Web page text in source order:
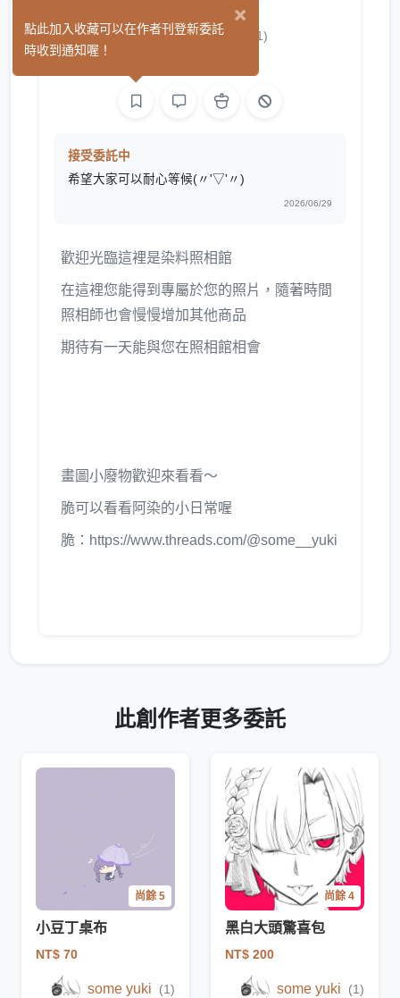
some yuki (1)
接受委託中
希望大家可以耐心等候(〃'▽'〃)
2026/06/29
歡迎光臨這裡是染料照相館
在這裡您能得到專屬於您的照片，隨著時間
照相師也會慢慢增加其他商品
期待有一天能與您在照相館相會
畫圖小廢物歡迎來看看～
脆可以看看阿染的小日常喔
脆：https://www.threads.com/@some__yuki
此創作者更多委託
尚餘 5
小豆丁桌布
NT$ 70
some yuki (1)
尚餘 4
黑白大頭驚喜包
NT$ 200
some yuki (1)
×
點此加入收藏可以在作者刊登新委託
時收到通知喔！